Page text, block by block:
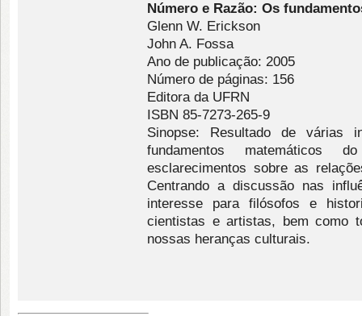
Número e Razão: Os
Glenn W. Erickson
John A. Fossa
Ano de publicação: 2005
Número de páginas: 156
Editora da UFRN
ISBN 85-7273-265-9
Sinopse: Resultado de várias
fundamentos matemáticos
esclarecimentos sobre as
Centrando a discussão nas
interesse para filósofos e
cientistas e artistas, bem como
nossas heranças culturais.